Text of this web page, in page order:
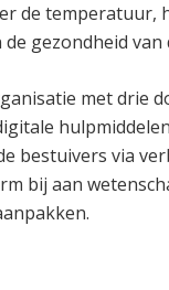
de temperatuur,
gezondheid van
met drie
bestuivers via
bij aan